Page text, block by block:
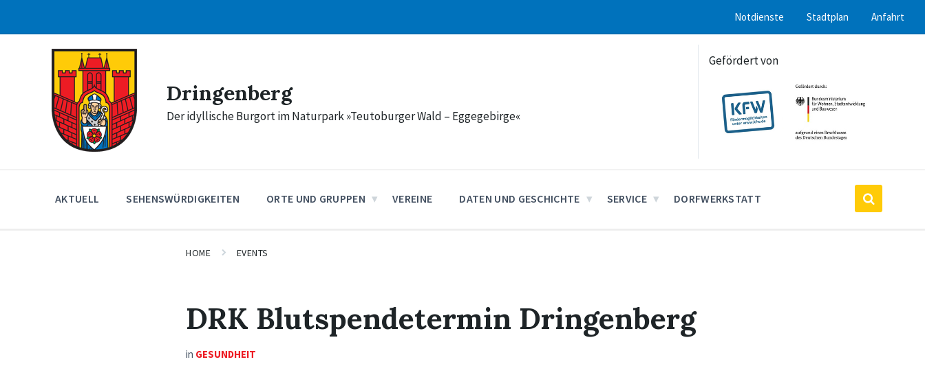
content
main
footer
Notdienste Stadtplan Anfahrt
Dringenberg
Der idyllische Burgort im Naturpark »Teutoburger Wald – Eggegebirge«
Gefördert von
AKTUELL SEHENSWÜRDIGKEITEN ORTE UND GRUPPEN VEREINE DATEN UND GESCHICHTE SERVICE DORFWERKSTATT
HOME EVENTS
DRK Blutspendetermin Dringenberg
in GESUNDHEIT